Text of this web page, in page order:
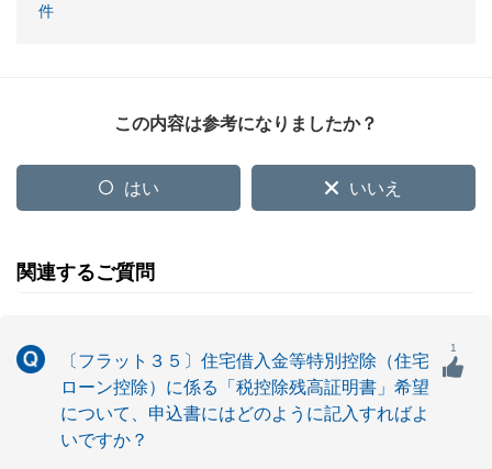
件
この内容は参考になりましたか？
はい いいえ
関連するご質問
〔フラット３５〕住宅借入金等特別控除（住宅
ローン控除）に係る「税控除残高証明書」希望
について、申込書にはどのように記入すればよ
いですか？
1